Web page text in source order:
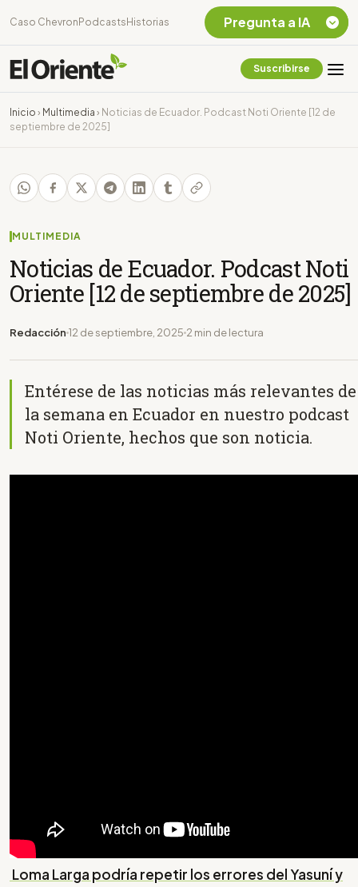
Caso Chevron Podcasts Historias
Suscribirse
Inicio › Multimedia › Noticias de Ecuador. Podcast Noti Oriente [12 de
septiembre de 2025]
MULTIMEDIA
Noticias de Ecuador. Podcast Noti
Oriente [12 de septiembre de 2025]
Redacción 12 de septiembre, 2025 2 min de lectura
Entérese de las noticias más relevantes de
la semana en Ecuador en nuestro podcast
Noti Oriente, hechos que son noticia.
Loma Larga podría repetir los errores del Yasuní y
Pregunta a IA
Chevron Ecuador